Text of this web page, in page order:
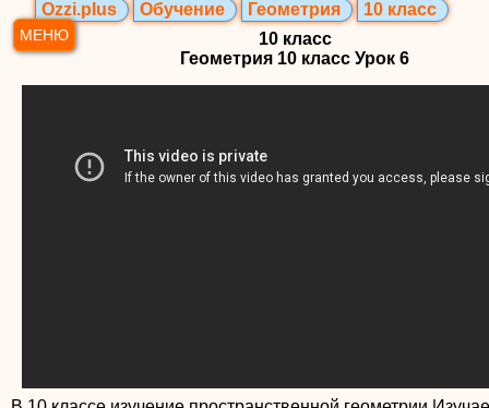
МЕНЮ
Ozzi.plus Обучение Геометрия
10 класс
10 класс
Геометрия 10 класс Урок 6